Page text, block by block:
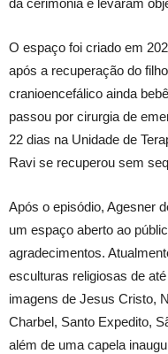
da cerimônia e levaram
O espaço foi criado em
após a recuperação do
cranioencefálico ainda
passou por cirurgia de
22 dias na Unidade de
Ravi se recuperou sem
Após o episódio, Agesner
um espaço aberto ao
agradecimentos.
esculturas religiosas de
imagens de Jesus Cristo,
Charbel, Santo Expedito,
além de uma capela